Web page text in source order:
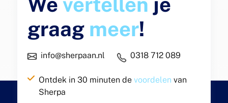
graag meer!
info@sherpaan.nl 0318 712 089
Ontdek in 30 minuten devoordelen van
Sherpa